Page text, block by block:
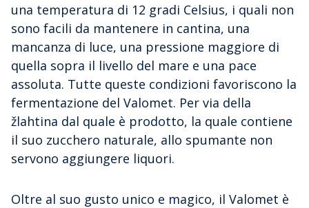
una temperatura di 12 gradi Celsius, i quali non
sono facili da mantenere in cantina, una
mancanza di luce, una pressione maggiore di
quella sopra il livello del mare e una pace
assoluta. Tutte queste condizioni favoriscono la
fermentazione del Valomet. Per via della
žlahtina dal quale è prodotto, la quale contiene
il suo zucchero naturale, allo spumante non
servono aggiungere liquori.
Oltre al suo gusto unico e magico, il Valomet è